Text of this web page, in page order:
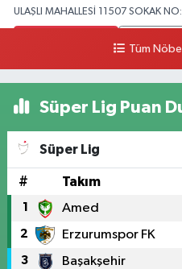
ULAŞLI MAHALLESİ 11507 SOKAK
Tüm
Süper Lig Puan
Süper Lig
# Takım
1 Amed
2 Erzurumspor FK
3 Başakşehir